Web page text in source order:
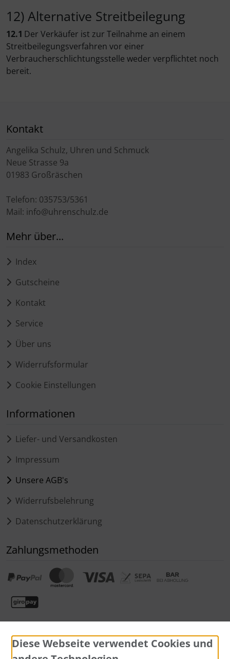
12) Alternative Streitbeilegung
12.1 Der Verkäufer ist zur Teilnahme an einem
Streitbeilegungsverfahren vor einer
Verbraucherschlichtungsstelle weder verpflichtet noch
bereit.
Kontakt
Angelika Schulz, Uhren und Schmuck
Neue Strasse 9a
01983 Großräschen
Telefon: 035753/5361
Mail: info@uhrenschulz.de
Mehr über...
Index
Gutscheine
Kontakt
Service
Über uns
Widerrufsformular
Cookie Einstellungen
Informationen
Liefer- und Versandkosten
Impressum
Unsere AGB's
Widerrufsbelehrung
Datenschutzerklärung
Zahlungsmethoden
Diese Webseite verwendet Cookies und